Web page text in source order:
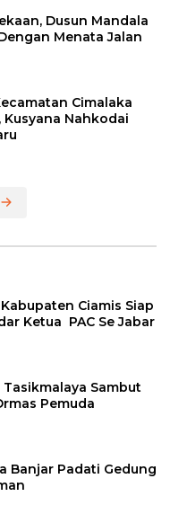
Dusun Mandala
Menata Jalan
Cimalaka
Kusyana Nahkodai
Kabupaten Ciamis Siap
Ketua PAC Se Jabar
Tasikmalaya Sambut
Pemuda
Banjar Padati Gedung